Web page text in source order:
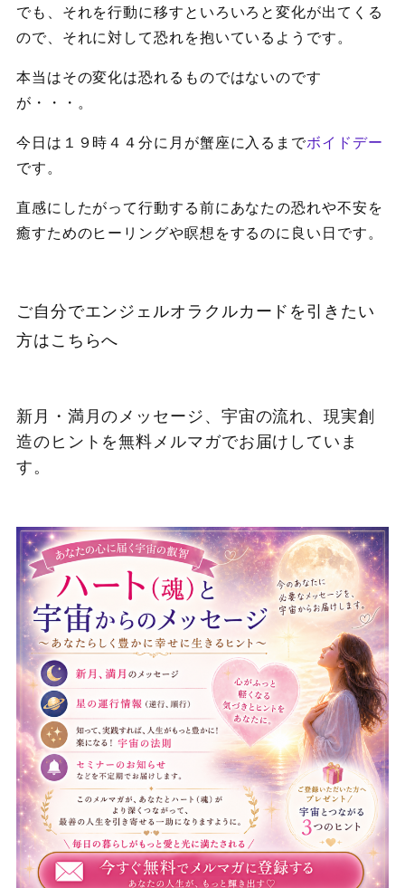
でも、それを行動に移すといろいろと変化が出てくる
ので、それに対して恐れを抱いているようです。
本当はその変化は恐れるものではないのです
が・・・。
今日は１９時４４分に月が蟹座に入るまでボイドデー
です。
直感にしたがって行動する前にあなたの恐れや不安を
癒すためのヒーリングや瞑想をするのに良い日です。
ご自分でエンジェルオラクルカードを引きたい
方はこちらへ
新月・満月のメッセージ、宇宙の流れ、現実創
造のヒントを無料メルマガでお届けしていま
す。